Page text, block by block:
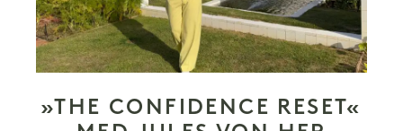
»THE CONFIDENCE RESET«